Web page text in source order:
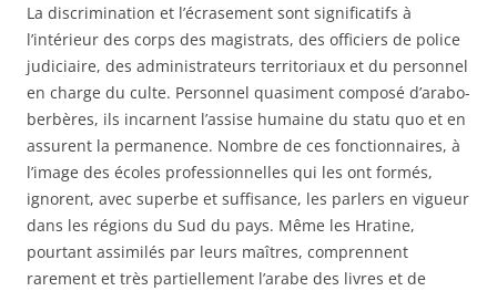
La discrimination et l’écrasement sont significatifs à
l’intérieur des corps des magistrats, des officiers de police
judiciaire, des administrateurs territoriaux et du personnel
en charge du culte. Personnel quasiment composé d’arabo-
berbères, ils incarnent l’assise humaine du statu quo et en
assurent la permanence. Nombre de ces fonctionnaires, à
l’image des écoles professionnelles qui les ont formés,
ignorent, avec superbe et suffisance, les parlers en vigueur
dans les régions du Sud du pays. Même les Hratine,
pourtant assimilés par leurs maîtres, comprennent
rarement et très partiellement l’arabe des livres et de